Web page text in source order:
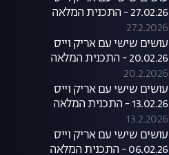
27.02.26 - התכנית המלאה
27.2.2026
עושים שישי עם אריק וייס
20.02.26 - התכנית המלאה
20.2.2026
עושים שישי עם אריק וייס
13.02.26 - התכנית המלאה
13.2.2026
עושים שישי עם אריק וייס
06.02.26 - התכנית המלאה